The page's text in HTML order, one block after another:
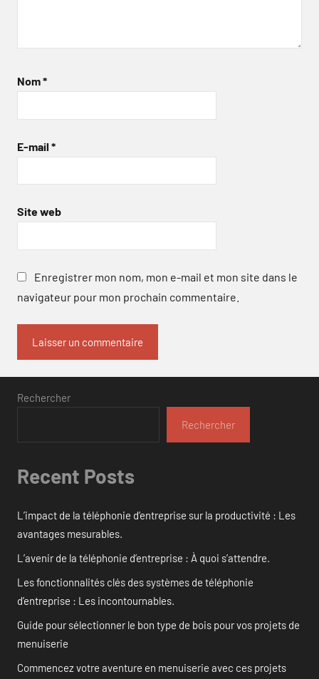
Nom*
E-mail *
Site web
Enregistrer mon nom, mon e-mail et mon site dans le
navigateur pour mon prochain commentaire.
Rechercher
Rechercher
Recent Posts
L’impact de la téléphonie d’entreprise sur la productivité : Les
avantages mesurables.
L’avenir de la téléphonie d’entreprise : À quoi s’attendre.
Les fonctionnalités clés des systèmes de téléphonie
d’entreprise : Les incontournables.
Guide pour sélectionner le bon type de bois pour vos projets de
menuiserie
Commencez votre aventure en menuiserie avec ces projets